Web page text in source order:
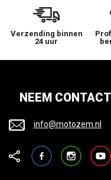
Verzending binnen
24 uur
NEEM
info@motozem.nl
FacebookInstagram